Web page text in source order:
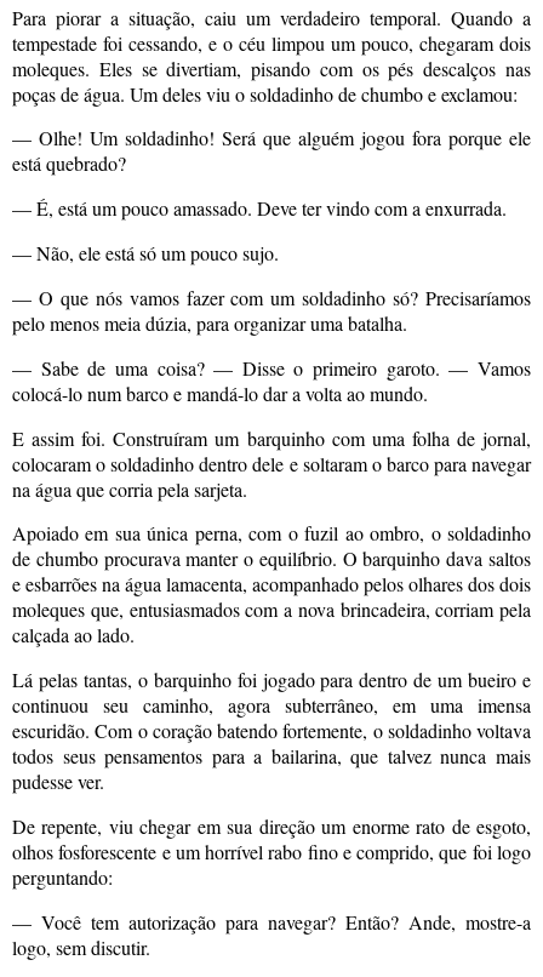
Para piorar a situação, caiu um verdadeiro temporal. Quando a
tempestade foi cessando, e o céu limpou um pouco, chegaram dois
moleques. Eles se divertiam, pisando com os pés descalços nas
poças de água. Um deles viu o soldadinho de chumbo e exclamou:
— Olhe! Um soldadinho! Será que alguém jogou fora porque ele
está quebrado?
— É, está um pouco amassado. Deve ter vindo com a enxurrada.
— Não, ele está só um pouco sujo.
— O que nós vamos fazer com um soldadinho só? Precisaríamos
pelo menos meia dúzia, para organizar uma batalha.
— Sabe de uma coisa? — Disse o primeiro garoto. — Vamos
colocá-lo num barco e mandá-lo dar a volta ao mundo.
E assim foi. Construíram um barquinho com uma folha de jornal,
colocaram o soldadinho dentro dele e soltaram o barco para navegar
na água que corria pela sarjeta.
Apoiado em sua única perna, com o fuzil ao ombro, o soldadinho
de chumbo procurava manter o equilíbrio. O barquinho dava saltos
e esbarrões na água lamacenta, acompanhado pelos olhares dos dois
moleques que, entusiasmados com a nova brincadeira, corriam pela
calçada ao lado.
Lá pelas tantas, o barquinho foi jogado para dentro de um bueiro e
continuou seu caminho, agora subterrâneo, em uma imensa
escuridão. Com o coração batendo fortemente, o soldadinho voltava
todos seus pensamentos para a bailarina, que talvez nunca mais
pudesse ver.
De repente, viu chegar em sua direção um enorme rato de esgoto,
olhos fosforescente e um horrível rabo fino e comprido, que foi logo
perguntando:
— Você tem autorização para navegar? Então? Ande, mostre-a
logo, sem discutir.